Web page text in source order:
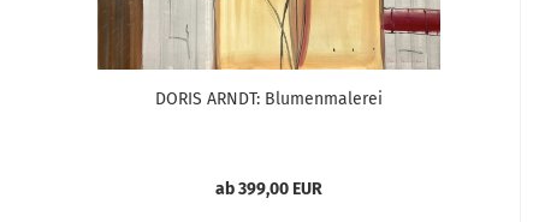
DORIS ARNDT: Blumenmalerei
ab 399,00 EUR